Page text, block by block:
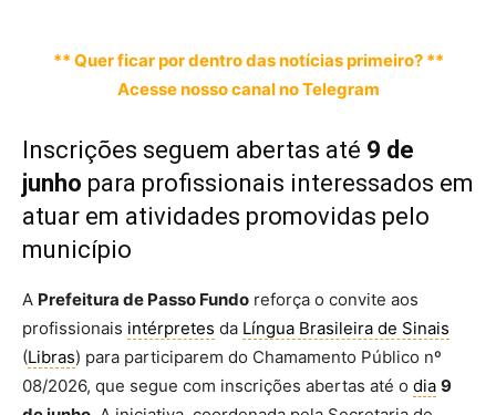
** Quer ficar por dentro das notícias primeiro? **
Acesse nosso canal no Telegram
Inscrições seguem abertas até 9 de
junho para profissionais interessados em
atuar em atividades promovidas pelo
município
A Prefeitura de Passo Fundo reforça o convite aos
profissionais intérpretes da Língua Brasileira de Sinais
(Libras) para participarem do Chamamento Público nº
08/2026, que segue com inscrições abertas até o dia 9